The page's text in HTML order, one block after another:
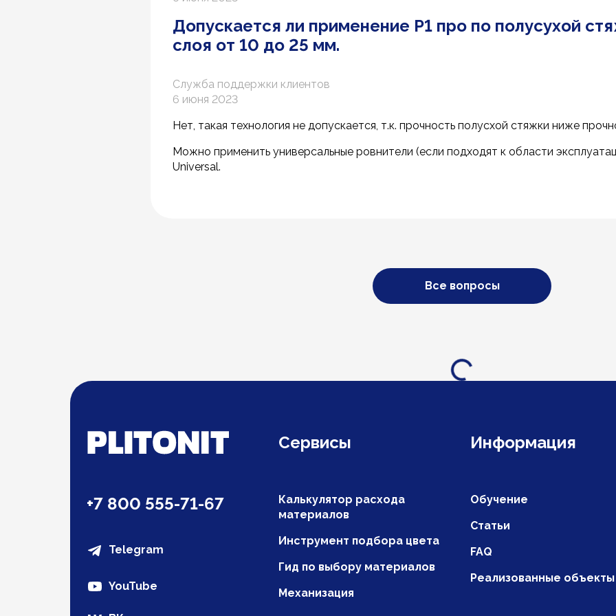
Допускается ли применение Р1 про по полусухой
слоя от 10 до 25 мм.
Служба поддержки клиентов
6 июня 2023
Нет, такая технология не допускается, т.к. прочность полусхой стяжки ниже
Можно применить универсальные ровнители (если подходят к области
Universal.
Все вопросы
Загрузка...
Сервисы Информация
+7 800 555-71-67
Telegram
YouTube
Калькулятор расхода
материалов
Инструмент подбора цвета
Гид по выбору материалов
Механизация
Обучение
Статьи
FAQ
Реализованные объекты